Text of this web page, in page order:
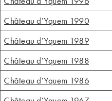
Château d’Yquem 1990
Château d’Yquem 1989
Château d’Yquem 1988
Château d’Yquem 1986